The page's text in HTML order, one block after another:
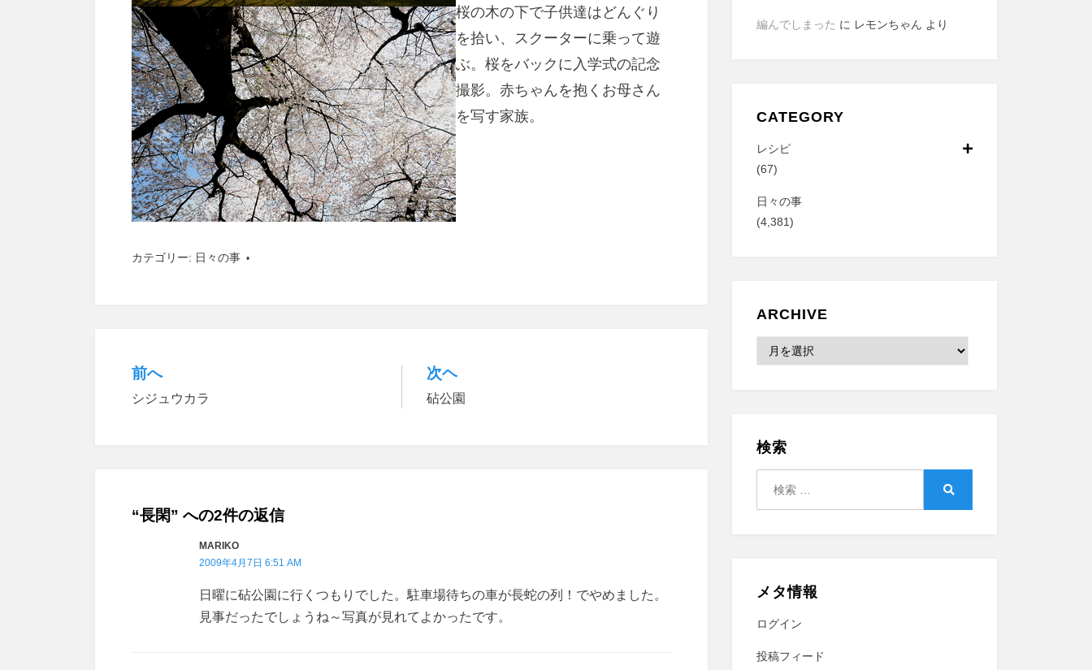
桜の木の下で子供達はどんぐり
を拾い、スクーターに乗って遊
ぶ。桜をバックに入学式の記念
撮影。赤ちゃんを抱くお母さん
を写す家族。
カテゴリー: 日々の事
投
稿
ー
前へ
シジュウカラ
次ヘ
砧公園
“長閑” への2件の返信
MARIKO
2009年4月7日 6:51 AM
日曜に砧公園に行くつもりでした。駐車場待ちの車が長蛇の列！でやめました。
見事だったでしょうね～写真が見れてよかったです。
編んでしまった に レモンちゃん より
CATEGORY
レシピ
(67)
日々の事
(4,381)
ARCHIVE
Archive
検索
メタ情報
ログイン
投稿フィード